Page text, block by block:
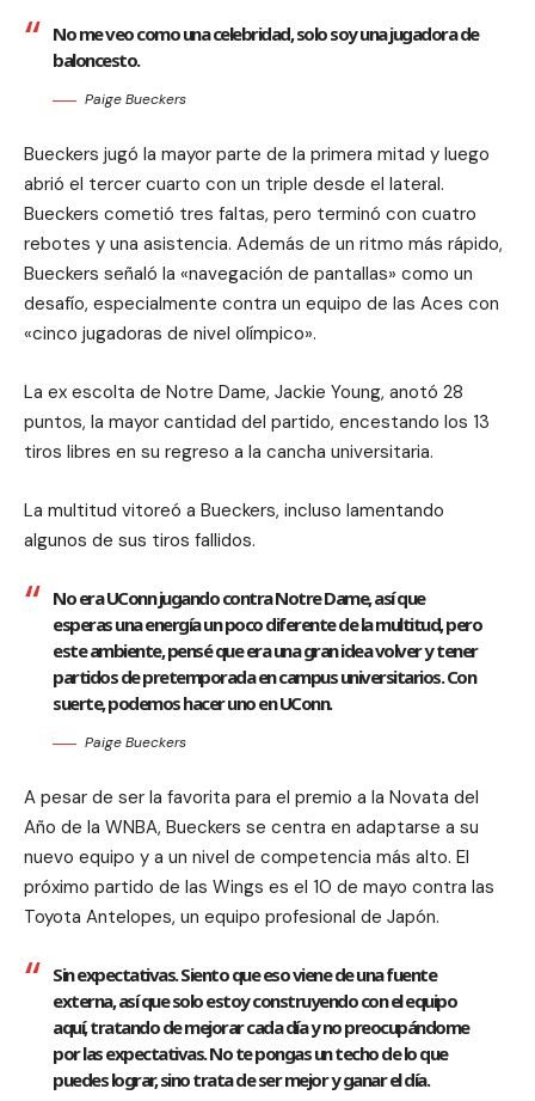
No me veo como una celebridad, solo soy una jugadora de
baloncesto.
Paige Bueckers
Bueckers jugó la mayor parte de la primera mitad y luego
abrió el tercer cuarto con un triple desde el lateral.
Bueckers cometió tres faltas, pero terminó con cuatro
rebotes y una asistencia. Además de un ritmo más rápido,
Bueckers señaló la «navegación de pantallas» como un
desafío, especialmente contra un equipo de las Aces con
«cinco jugadoras de nivel olímpico».
La ex escolta de Notre Dame, Jackie Young, anotó 28
puntos, la mayor cantidad del partido, encestando los 13
tiros libres en su regreso a la cancha universitaria.
La multitud vitoreó a Bueckers, incluso lamentando
algunos de sus tiros fallidos.
No era UConn jugando contra Notre Dame, así que
esperas una energía un poco diferente de la multitud, pero
este ambiente, pensé que era una gran idea volver y tener
partidos de pretemporada en campus universitarios. Con
suerte, podemos hacer uno en UConn.
Paige Bueckers
A pesar de ser la favorita para el premio a la Novata del
Año de la WNBA, Bueckers se centra en adaptarse a su
nuevo equipo y a un nivel de competencia más alto. El
próximo partido de las Wings es el 10 de mayo contra las
Toyota Antelopes, un equipo profesional de Japón.
Sin expectativas. Siento que eso viene de una fuente
externa, así que solo estoy construyendo con el equipo
aquí, tratando de mejorar cada día y no preocupándome
por las expectativas. No te pongas un techo de lo que
puedes lograr, sino trata de ser mejor y ganar el día.